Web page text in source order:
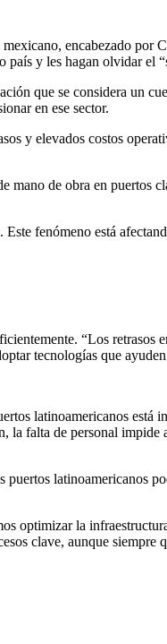
encabezado por
país y les hagan olvidar el
que se considera un
en ese sector.
y elevados costos
mano de obra en puertos
fenómeno está
“Los retrasos
tecnologías que
latinoamericanos está
la falta de personal
latinoamericanos
optimizar la
clave, aunque siempre